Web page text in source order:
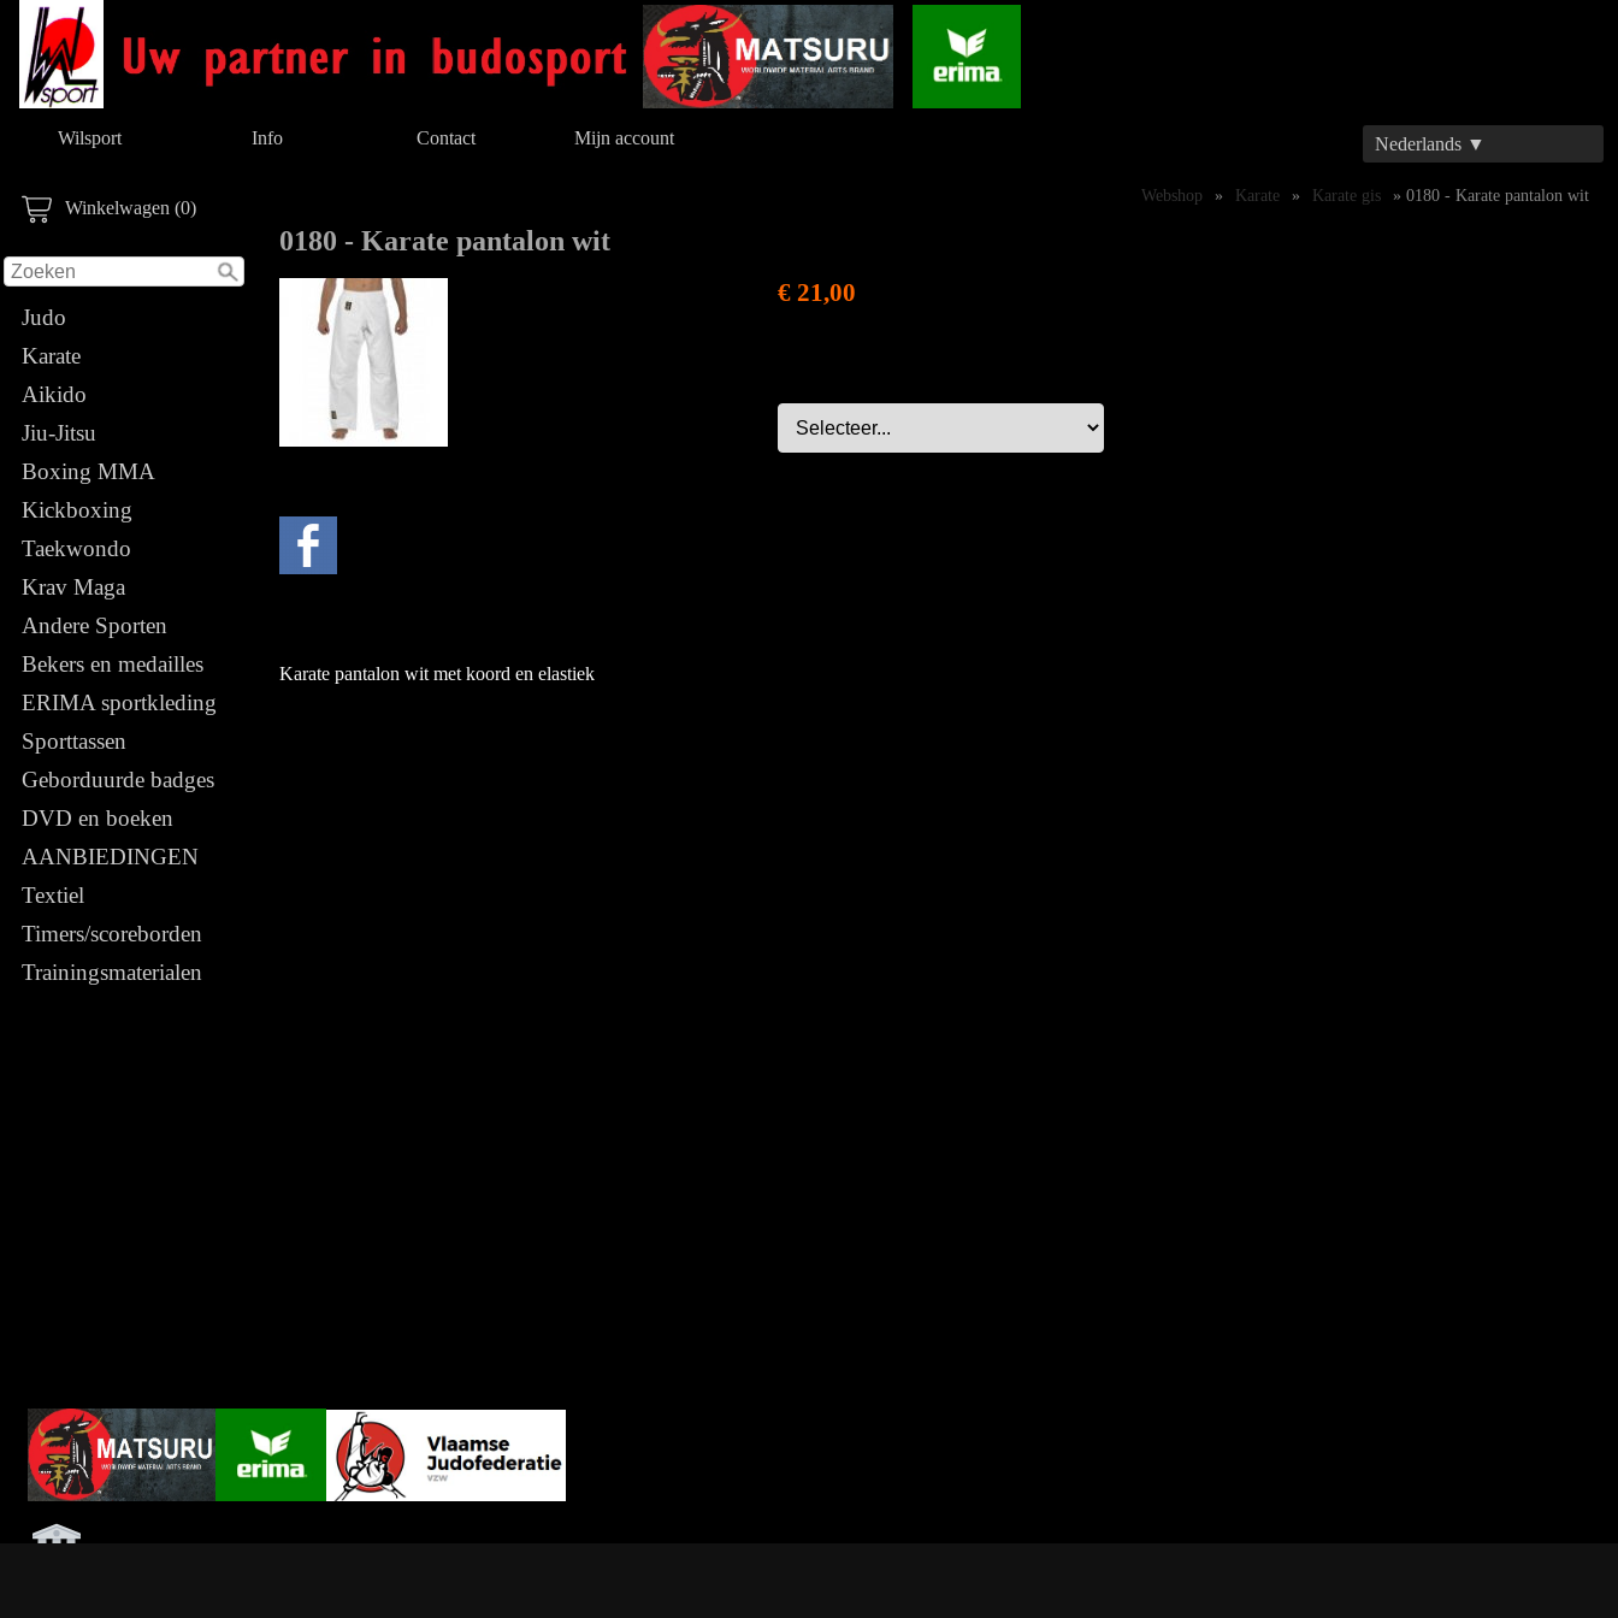
Nederlands ▼
Wilsport Info Contact Mijn account
Winkelwagen (0)
Judo
Karate
Aikido
Jiu-Jitsu
Boxing MMA
Kickboxing
Taekwondo
Krav Maga
Andere Sporten
Bekers en medailles
ERIMA sportkleding
Sporttassen
Geborduurde badges
DVD en boeken
AANBIEDINGEN
Textiel
Timers/scoreborden
Trainingsmaterialen
Webshop » Karate » Karate gis » 0180 - Karate pantalon wit
0180 - Karate pantalon wit
€ 21,00
Karate pantalon wit met koord en elastiek